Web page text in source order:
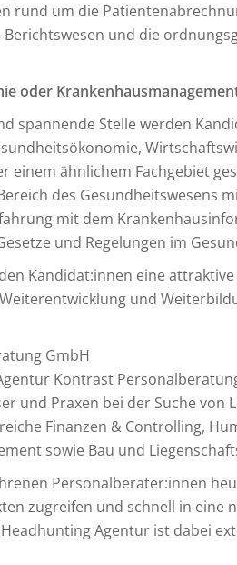
rund um die
und die
oder
spannende Stelle werden
einem ähnlichem Fachgebiet
des Gesundheitswesens
mit dem
und Regelungen im
Kandidat:innen eine
und
GmbH
Kontrast
und Praxen bei der Suche von
Finanzen & Controlling,
sowie Bau und
Personalberater:innen
zugreifen und schnell in eine
Agentur ist dabei